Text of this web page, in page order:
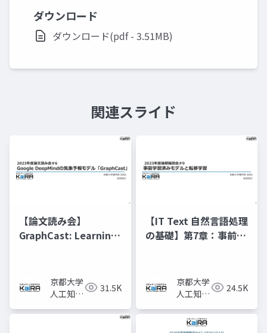
ダウンロード
ダウンロード(pdf - 3.51MB)
関連スライド
【論文読み会】
GraphCast: Learning
weather forecasting
京都大学
人工知能
KaiRA
31.5K
【IT Text 自然言語処理
の基礎】第7章：事前学
京都大学
人工知能
KaiRA
24.5K